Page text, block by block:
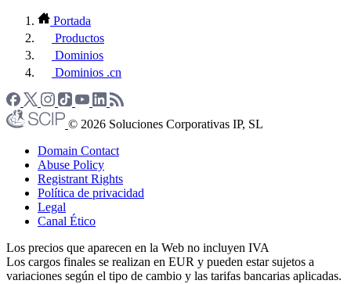
Portada
Productos
Dominios
Dominios .cn
© 2026 Soluciones Corporativas IP, SL
Domain Contact
Abuse Policy
Registrant Rights
Política de privacidad
Legal
Canal Ético
Los precios que aparecen en la Web no incluyen IVA
Los cargos finales se realizan en EUR y pueden estar sujetos a
variaciones según el tipo de cambio y las tarifas bancarias aplicadas.